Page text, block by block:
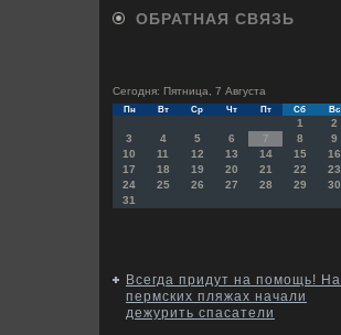
ОБРАТНАЯ СВЯЗЬ
Сегодня: Пятница, 7 Августа
Пн Вт Ср Чт Пт Сб Вс
1
2
3
4 5 6 7 8
9
10
11 12 13 14 15
16
17
18 19 20 21 22
23
24
25 26 27 28 29
30
31
Всегда придут на помощь! На
пермских пляжах начали
дежурить спасатели